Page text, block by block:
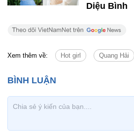
Diệu Bình
Xem thêm về: Hot girl Quang Hải